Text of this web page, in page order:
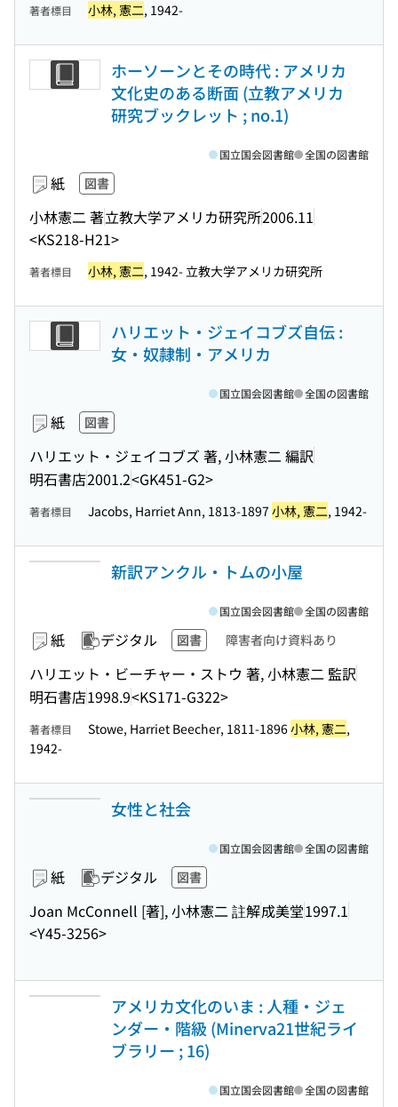
著者標目 小林, 憲二, 1942-
ホーソーンとその時代 : アメリカ
文化史のある断面 (立教アメリカ
研究ブックレット ; no.1)
紙 図書
小林憲二 著立教大学アメリカ研究所2006.11
<KS218-H21>
国立国会図書館 全国の図書館
著者標目 小林, 憲二, 1942- 立教大学アメリカ研究所
ハリエット・ジェイコブズ自伝 :
女・奴隷制・アメリカ
紙 図書
ハリエット・ジェイコブズ 著, 小林憲二 編訳
明石書店2001.2<GK451-G2>
国立国会図書館 全国の図書館
著者標目 Jacobs, Harriet Ann, 1813-1897 小林, 憲二, 1942-
新訳アンクル・トムの小屋
紙 デジタル 図書 障害者向け資料あり
ハリエット・ビーチャー・ストウ 著, 小林憲二 監訳
明石書店1998.9<KS171-G322>
国立国会図書館 全国の図書館
著者標目 Stowe, Harriet Beecher, 1811-1896小林, 憲二,
1942-
女性と社会
紙 デジタル 図書
Joan McConnell [著], 小林憲二 註解成美堂1997.1
<Y45-3256>
国立国会図書館 全国の図書館
アメリカ文化のいま : 人種・ジェ
ンダー・階級 (Minerva21世紀ライ
ブラリー ; 16)
国立国会図書館 全国の図書館